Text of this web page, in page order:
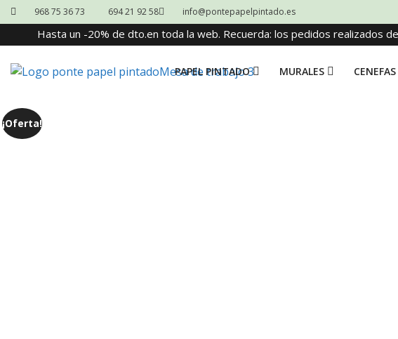
968 75 36 73 694 21 92 58 info@pontepapelpintado.es
Hasta un -20% de dto.en toda la web. Recuerda: los pedidos realizados
PAPEL PINTADO MURALES
¡Oferta!